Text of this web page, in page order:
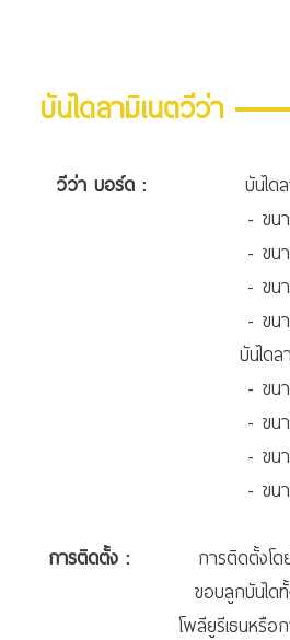
บันไดลามิเนตวีว่า
วีว่า บอร์ด : บันไดลามิเน
- ขนาด
- ขนาด
- ขนาด
- ขนาด
บันไดลามิเนตวีว่า
- ขนาด
- ขนาด
- ขนาด
- ขนาด
การติดตั้ง : การติดตั้งโดยใช้
ขอบลูกบันไดทั้งสี่ด้าน
โพลียูรีเธนหรือกาวอีพ็